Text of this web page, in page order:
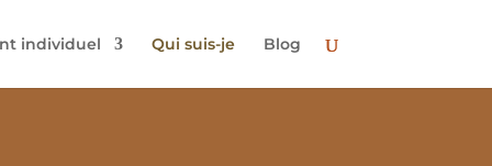
individuel Qui suis-je Blog